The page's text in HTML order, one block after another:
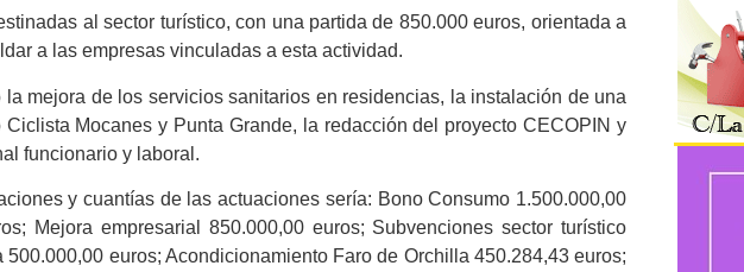
al sector turístico, con una partida de 850.000 euros, orientada a
a las empresas vinculadas a esta actividad.
mejora de los servicios sanitarios en residencias, la instalación de una
Mocanes y Punta Grande, la redacción del proyecto CECOPIN y
funcionario y laboral.
y cuantías de las actuaciones sería: Bono Consumo 1.500.000,00
Mejora empresarial 850.000,00 euros; Subvenciones sector turístico
euros; Acondicionamiento Faro de Orchilla 450.284,43 euros;